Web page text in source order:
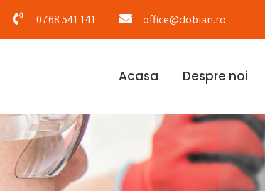
0768 541 141 office@dobian.ro
Acasa Despre noi